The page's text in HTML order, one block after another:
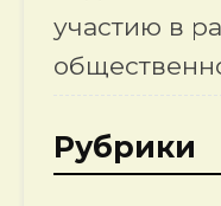
участию в
Рубрики